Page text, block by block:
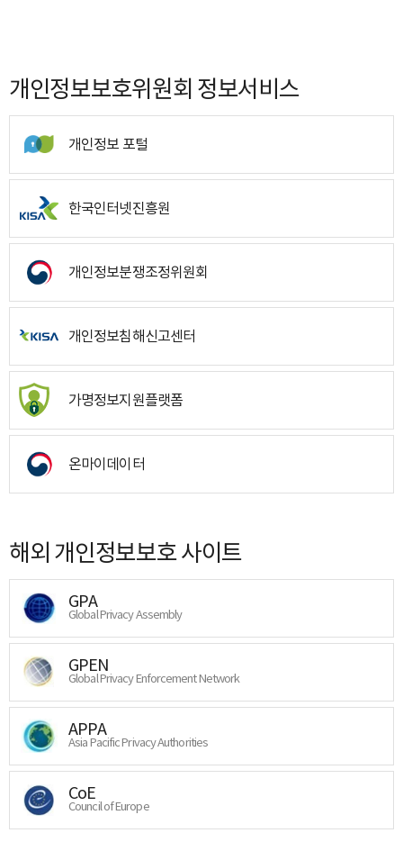
개인정보보호위원회 정보서비스
개인정보 포털
한국인터넷진흥원
개인정보분쟁조정위원회
개인정보침해신고센터
가명정보지원플랫폼
온마이데이터
해외 개인정보보호 사이트
GPA
Global Privacy Assembly
GPEN
Global Privacy Enforcement Network
APPA
Asia Pacific Privacy Authorities
CoE
Council of Europe